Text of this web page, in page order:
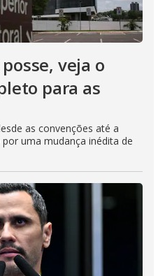
veja o
para as
as convenções até a
uma mudança inédita de